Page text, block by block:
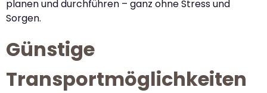
planen und durchführen – ganz ohne Stress und
Sorgen.
Günstige
Transportmöglichkeiten